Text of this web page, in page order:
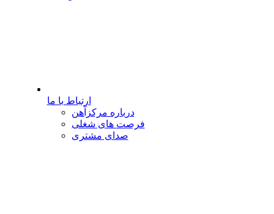
ارتباط با ما
درباره مرکزآهن
فرصت های شغلی
صدای مشتری